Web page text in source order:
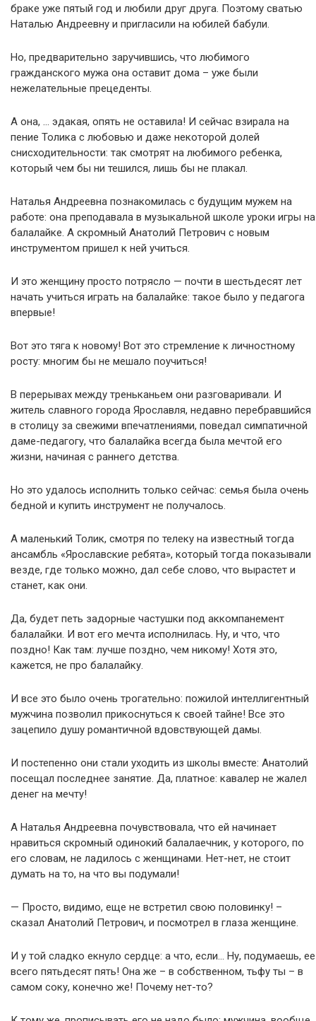
браке уже пятый год и любили друг друга. Поэтому сватью
Наталью Андреевну и пригласили на юбилей бабули.
Но, предварительно заручившись, что любимого
гражданского мужа она оставит дома – уже были
нежелательные прецеденты.
А она, … эдакая, опять не оставила! И сейчас взирала на
пение Толика с любовью и даже некоторой долей
снисходительности: так смотрят на любимого ребенка,
который чем бы ни тешился, лишь бы не плакал.
Наталья Андреевна познакомилась с будущим мужем на
работе: она преподавала в музыкальной школе уроки игры на
балалайке. А скромный Анатолий Петрович с новым
инструментом пришел к ней учиться.
И это женщину просто потрясло — почти в шестьдесят лет
начать учиться играть на балалайке: такое было у педагога
впервые!
Вот это тяга к новому! Вот это стремление к личностному
росту: многим бы не мешало поучиться!
В перерывах между треньканьем они разговаривали. И
житель славного города Ярославля, недавно перебравшийся
в столицу за свежими впечатлениями, поведал симпатичной
даме-педагогу, что балалайка всегда была мечтой его
жизни, начиная с раннего детства.
Но это удалось исполнить только сейчас: семья была очень
бедной и купить инструмент не получалось.
А маленький Толик, смотря по телеку на известный тогда
ансамбль «Ярославские ребята», который тогда показывали
везде, где только можно, дал себе слово, что вырастет и
станет, как они.
Да, будет петь задорные частушки под аккомпанемент
балалайки. И вот его мечта исполнилась. Ну, и что, что
поздно! Как там: лучше поздно, чем никому! Хотя это,
кажется, не про балалайку.
И все это было очень трогательно: пожилой интеллигентный
мужчина позволил прикоснуться к своей тайне! Все это
зацепило душу романтичной вдовствующей дамы.
И постепенно они стали уходить из школы вместе: Анатолий
посещал последнее занятие. Да, платное: кавалер не жалел
денег на мечту!
А Наталья Андреевна почувствовала, что ей начинает
нравиться скромный одинокий балалаечник, у которого, по
его словам, не ладилось с женщинами. Нет-нет, не стоит
думать на то, на что вы подумали!
— Просто, видимо, еще не встретил свою половинку! –
сказал Анатолий Петрович, и посмотрел в глаза женщине.
И у той сладко екнуло сердце: а что, если… Ну, подумаешь, ее
всего пятьдесят пять! Она же – в собственном, тьфу ты – в
самом соку, конечно же! Почему нет-то?